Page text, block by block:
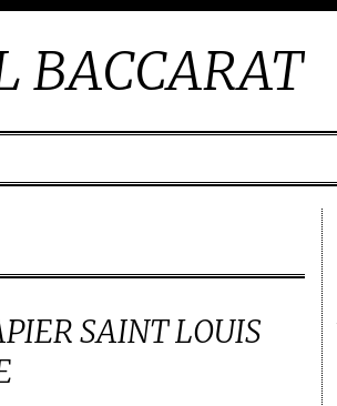
BACCARAT
SAINT LOUIS